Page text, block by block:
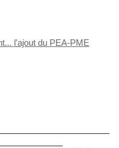
l'ajout du PEA-PME